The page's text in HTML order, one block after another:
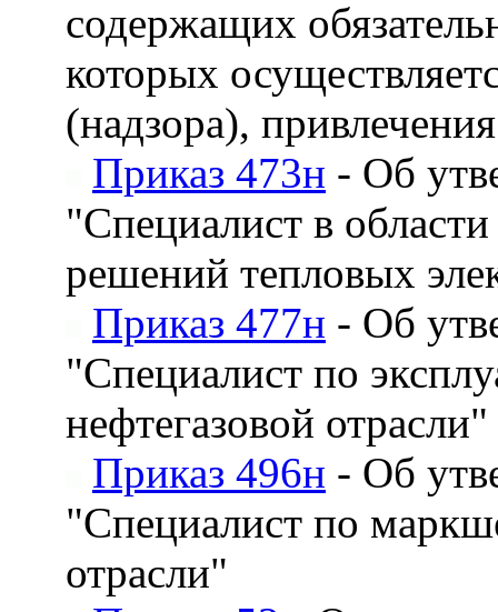
содержащих
которых
(надзора),
Приказ 473н - Об
"Специалист в
решений тепловых
Приказ 477н - Об
"Специалист по
нефтегазовой отрасли"
Приказ 496н - Об
"Специалист по
отрасли"